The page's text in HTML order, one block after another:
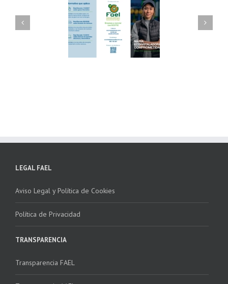
AAEL y
FAEL, Ecoasimelec y
Parque Joyero
Córdoba, colaboran
LEGAL FAEL
Aviso Legal y Política de Cookies
Política de Privacidad
TRANSPARENCIA
Transparencia FAEL